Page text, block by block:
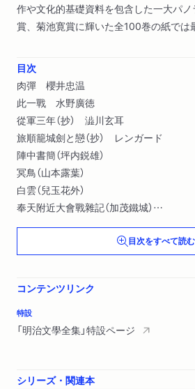
作や文化的基礎資料を包含した一大パ
賞、菊池寛賞に輝いた全100巻の紙では
目次
肉彈 櫻井忠温
此一戰 水野廣徳
從軍三年（抄） 澁川玄耳
旅順籠城劍と戀（抄） レンガード
陣中書簡（坪内鋭雄）
冥鳥（山本露葉）
白雲（兒玉花外）
奉天附近大會戰雜記（加茂鐵城）
功七級のアイヌ人北風磯吉（左劍生）
寺崎廣業氏（從軍實話）（寺崎廣業）
敵國の一年有半（抄）（伊藤久吉郎）
露（大石霧山）
武雄さん！（齋藤東華）
第一砲車（加藤荊峰）
一人の日本兵士（サー、エドウヰン、アー
目次をすべて読む
コンテンツリンク
特設
「明治文學全集」特設ページ
シリーズ・関連本